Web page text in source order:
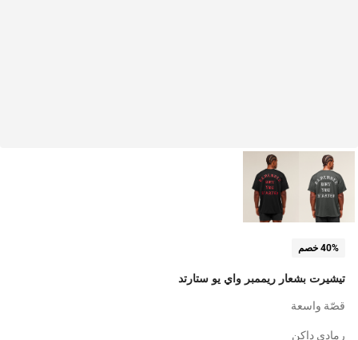
40% خصم
تيشيرت بشعار ريممبر واي يو ستارتد
قصّة واسعة
رمادي داكن